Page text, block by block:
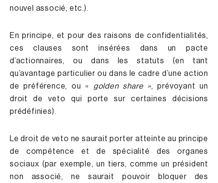
nouvel associé, etc.).
En principe, et pour des raisons de confidentialités,
ces clauses sont insérées dans un pacte
d’actionnaires, ou dans les statuts (en tant
qu’avantage particulier ou dans le cadre d’une action
de préférence, ou « golden share », prévoyant un
droit de veto qui porte sur certaines décisions
prédéfinies).
Le droit de veto ne saurait porter atteinte au principe
de compétence et de spécialité des organes
sociaux (par exemple, un tiers, comme un président
non associé, ne saurait pouvoir bloquer des